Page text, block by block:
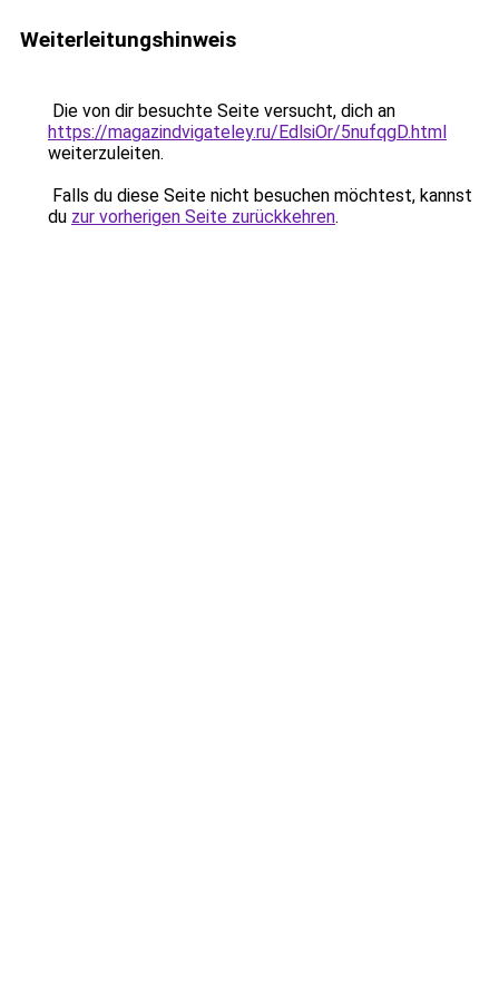
Weiterleitungshinweis
Die von dir besuchte Seite versucht, dich an
https://magazindvigateley.ru/EdlsiOr/5nufqgD.html
weiterzuleiten.
Falls du diese Seite nicht besuchen möchtest, kannst
du zur vorherigen Seite zurückkehren.